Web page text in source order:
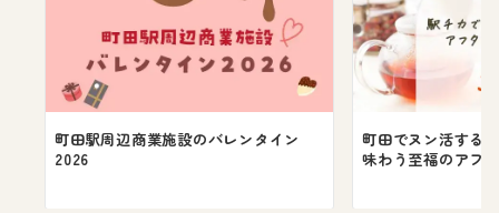
町田駅周辺商業施設のバレンタイン
2026
町田でヌン活する
味わう至福のアフ